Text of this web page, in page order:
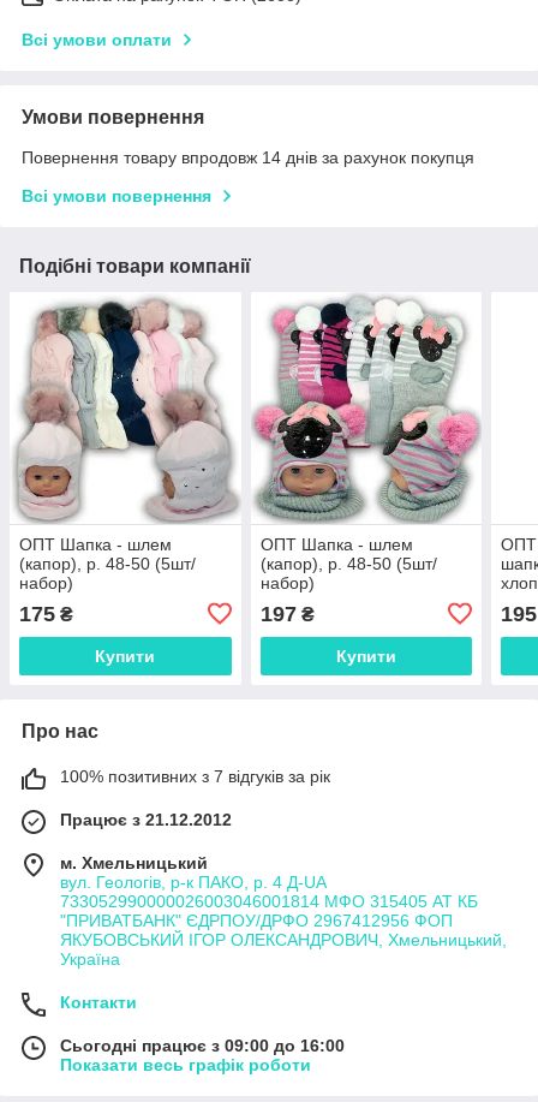
Всі умови оплати
Умови повернення
Повернення товару впродовж 14 днів за рахунок покупця
Всі умови повернення
Подібні товари компанії
ОПТ Шапка - шлем
(капор), р. 48-50 (5шт/
набор)
175 ₴
Купити
ОПТ Шапка - шлем
(капор), р. 48-50 (5шт/
набор)
197₴
Купити
ОПТ
195
Про нас
100% позитивних з 7 відгуків за рік
Працює з 21.12.2012
м. Хмельницький
вул. Геологів, р-к ПАКО, р. 4 Д-UA
733052990000026003046001814 МФО 315405 АТ КБ
"ПРИВАТБАНК" ЄДРПОУ/ДРФО 2967412956 ФОП
ЯКУБОВСЬКИЙ ІГОР ОЛЕКСАНДРОВИЧ, Хмельницький,
Україна
Контакти
Сьогодні працює з 09:00 до 16:00
Показати весь графік роботи